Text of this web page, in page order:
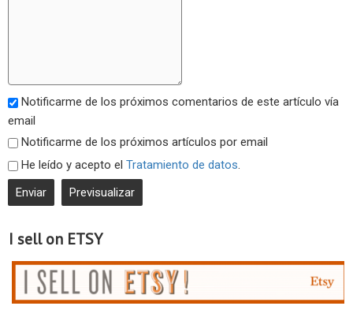
I sell on ETSY
Notificarme de los próximos comentarios de este artículo vía
email
Notificarme de los próximos artículos por email
He leído y acepto el Tratamiento de datos.